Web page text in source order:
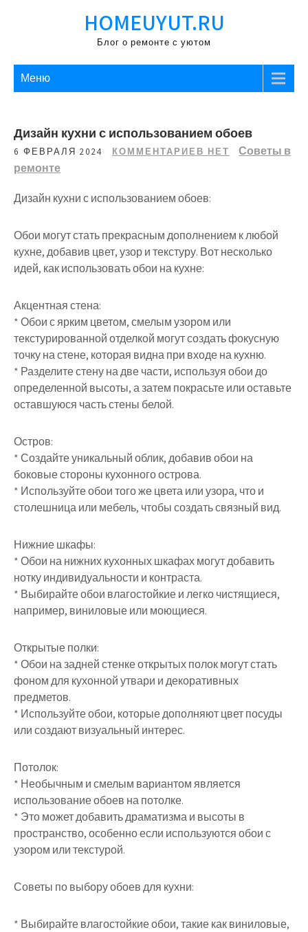
HOMEUYUT.RU
Блог о ремонте с уютом
Меню
Дизайн кухни с использованием обоев
6 ФЕВРАЛЯ 2024 КОММЕНТАРИЕВ НЕТ
Советы в
ремонте
Дизайн кухни с использованием обоев:
Обои могут стать прекрасным дополнением к любой
кухне, добавив цвет, узор и текстуру. Вот несколько
идей, как использовать обои на кухне:
Акцентная стена:
* Обои с ярким цветом, смелым узором или
текстурированной отделкой могут создать фокусную
точку на стене, которая видна при входе на кухню.
* Разделите стену на две части, используя обои до
определенной высоты, а затем покрасьте или оставьте
оставшуюся часть стены белой.
Остров:
* Создайте уникальный облик, добавив обои на
боковые стороны кухонного острова.
* Используйте обои того же цвета или узора, что и
столешница или мебель, чтобы создать связный вид.
Нижние шкафы:
* Обои на нижних кухонных шкафах могут добавить
нотку индивидуальности и контраста.
* Выбирайте обои влагостойкие и легко чистящиеся,
например, виниловые или моющиеся.
Открытые полки:
* Обои на задней стенке открытых полок могут стать
фоном для кухонной утвари и декоративных
предметов.
* Используйте обои, которые дополняют цвет посуды
или создают визуальный интерес.
Потолок:
* Необычным и смелым вариантом является
использование обоев на потолке.
* Это может добавить драматизма и высоты в
пространство, особенно если используются обои с
узором или текстурой.
Советы по выбору обоев для кухни:
* Выбирайте влагостойкие обои, такие как виниловые,